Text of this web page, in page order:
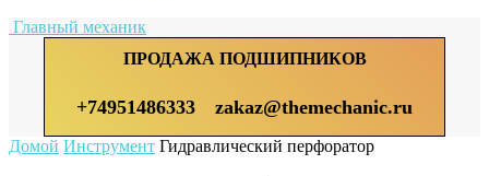
Главный механик
ПРОДАЖА ПОДШИПНИКОВ
+74951486333 zakaz@themechanic.ru
Домой Инструмент Гидравлический перфоратор